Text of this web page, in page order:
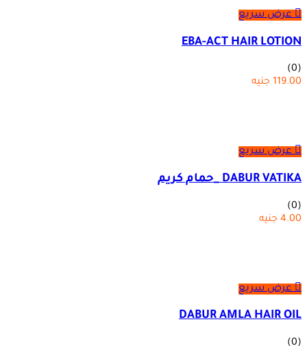
عرض سريع
EBA-ACT HAIR LOTION
(0)
119.00 جنيه
عرض سريع
DABUR VATIKA _حمام كريم
(0)
4.00 جنيه
عرض سريع
DABUR AMLA HAIR OIL
(0)